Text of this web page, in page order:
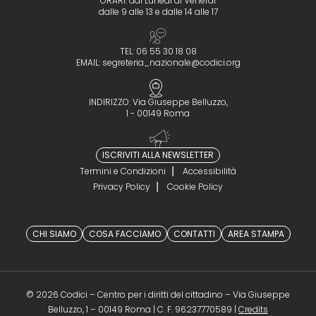
dalle 9 alle 13 e dalle 14 alle 17
TEL: 06 55 30 18 08
EMAIL: segreteria_nazionale@codici.org
INDIRIZZO: Via Giuseppe Belluzzo,
1 - 00149 Roma
ISCRIVITI ALLA NEWSLETTER
Termini e Condizioni
Accessibilità
Privacy Policy
Cookie Policy
CHI SIAMO COSA FACCIAMO CONTATTI AREA STAMPA
© 2026 Codici – Centro per i diritti del cittadino – Via Giuseppe
Belluzzo, 1 – 00149 Roma | C. F. 96237770589 | Credits